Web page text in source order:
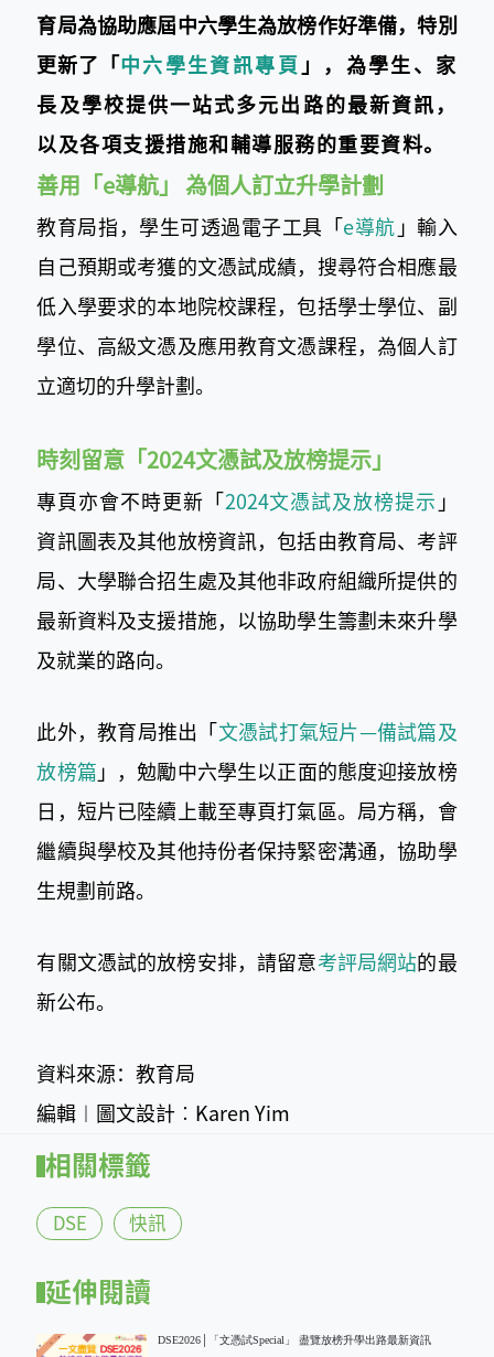
育局為協助應屆中六學生為放榜作好準備，特別
更新了「 中六學生資訊專頁 ​」，為學生、家
長及學校提供一站式多元出路的最新資訊，
以及各項支援措施和輔導服務的重要資料。
善用「e導航」 為個人訂立升學計劃
教育局指，學生可透過電子工具「 e導航 ​」輸入
自己預期或考獲的文憑試成績，搜尋符合相應最
低入學要求的本地院校課程，包括學士學位、副
學位、高級文憑及應用教育文憑課程，為個人訂
立適切的升學計劃。
時刻留意「2024文憑試及放榜提示」
專頁亦會不時更新「 2024文憑試及放榜提示 ​」
資訊圖表及其他放榜資訊，包括由教育局、考評
局、大學聯合招生處及其他非政府組織所提供的
最新資料及支援措施，以協助學生籌劃未來升學
及就業的路向。
此外，教育局推出「 文憑試打氣短片—備試篇及
放榜篇 ​」，勉勵中六學生以正面的態度迎接放榜
日，短片已陸續上載至專頁打氣區。局方稱，會
繼續與學校及其他持份者保持緊密溝通，協助學
生規劃前路。
有關文憑試的放榜安排，請留意考評局網站​的最
新公布。
資料來源：教育局
編輯︱圖文設計︰Karen Yim
相關標籤
DSE 快訊
延伸閱讀
DSE2026│「文憑試Special」 盡覽放榜升學出路最新資訊